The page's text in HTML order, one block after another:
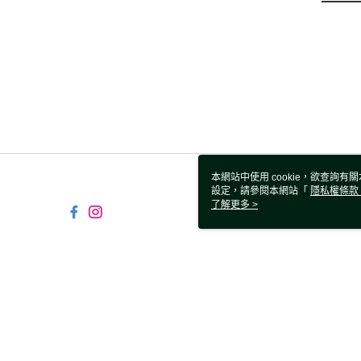
本網站中使用 cookie，欲查詢有
設定，請參閱本網站「 隱私權條款
使用 cookie。
了解更多 >